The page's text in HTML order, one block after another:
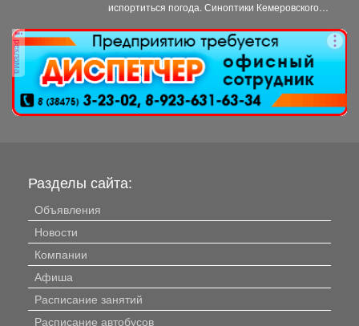
испортиться погода. Синоптики Кемеровского
реклама
Разделы сайта:
Объявления
Новости
Компании
Афиша
Расписание занятий
Расписание автобусов